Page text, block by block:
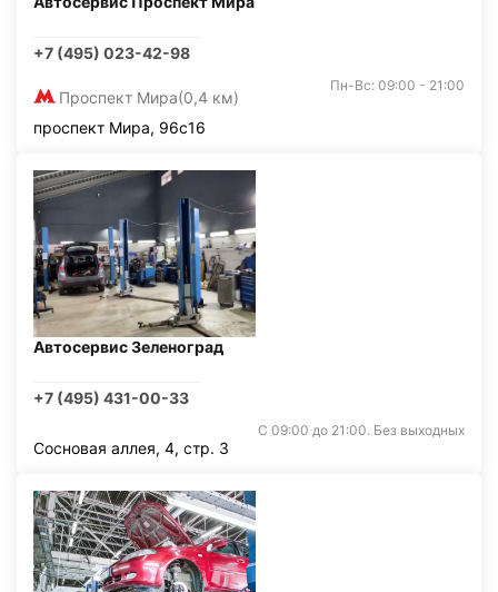
+7 (495) 023-42-98
Проспект Мира(0,4 км)
Пн-Вс: 09:00 - 21:00
проспект Мира, 96с16
Автосервис Зеленоград
+7 (495) 431-00-33
С 09:00 до 21:00. Без выходных
Сосновая аллея, 4, стр. 3